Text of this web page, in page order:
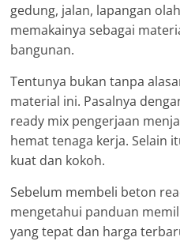
gedung, jalan, lapangan
memakainya sebagai
bangunan.
Tentunya bukan tanpa
material ini. Pasalnya
ready mix pengerjaan
hemat tenaga kerja. Selain
kuat dan kokoh.
Sebelum membeli beton
mengetahui panduan
yang tepat dan harga